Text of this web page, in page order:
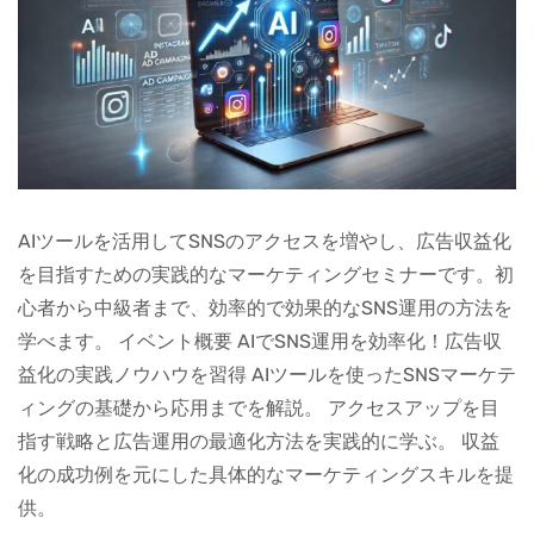
AIツールを活用してSNSのアクセスを増やし、広告収益化
を目指すための実践的なマーケティングセミナーです。初
心者から中級者まで、効率的で効果的なSNS運用の方法を
学べます。 イベント概要 AIでSNS運用を効率化！広告収
益化の実践ノウハウを習得 AIツールを使ったSNSマーケテ
ィングの基礎から応用までを解説。 アクセスアップを目
指す戦略と広告運用の最適化方法を実践的に学ぶ。 収益
化の成功例を元にした具体的なマーケティングスキルを提
供。